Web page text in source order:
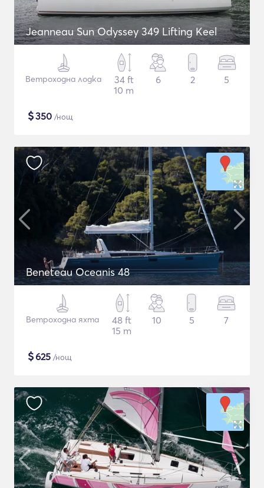
Jeanneau Sun Odyssey 349 Lifting Keel
Ветроходна лодка
34 ft
10 m
6 2 5
$350 /нощ
Beneteau Oceanis 48
Ветроходна яхта
48 ft
15 m
10 5 7
$625 /нощ